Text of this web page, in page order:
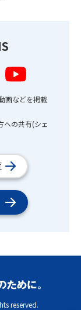
画などを掲載
への共有(シェ
reserved.